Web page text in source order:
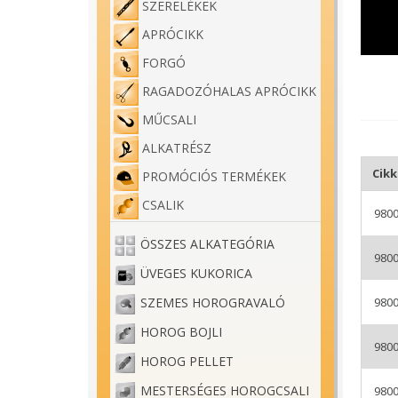
SZERELÉKEK
APRÓCIKK
FORGÓ
RAGADOZÓHALAS APRÓCIKK
MŰCSALI
ALKATRÉSZ
PROMÓCIÓS TERMÉKEK
CSALIK
ÖSSZES ALKATEGÓRIA
ÜVEGES KUKORICA
SZEMES HOROGRAVALÓ
HOROG BOJLI
HOROG PELLET
MESTERSÉGES HOROGCSALI